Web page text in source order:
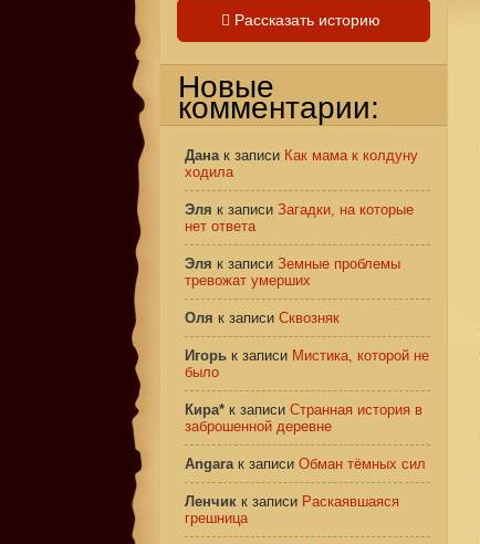
Рассказать историю
Новые
комментарии:
Данак записи Как мама к колдуну
ходила
Эля к записи Загадки, на которые
нет ответа
Эля к записи Земные проблемы
тревожат умерших
Оля к записи Сквозняк
Игорь к записи Мистика, которой не
было
Кира* к записи Странная история в
заброшенной деревне
Angaraк записи Обман тёмных сил
Ленчик к записи Раскаявшаяся
грешница